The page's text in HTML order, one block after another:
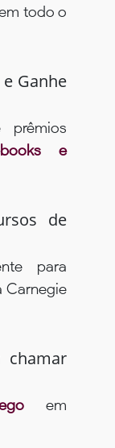
todo o
Ganhe
prêmios
e
de
para
Carnegie
chamar
em